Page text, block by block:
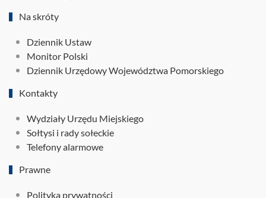
Na skróty
Dziennik Ustaw
Monitor Polski
Dziennik Urzędowy Województwa Pomorskiego
Kontakty
Wydziały Urzędu Miejskiego
Sołtysi i rady sołeckie
Telefony alarmowe
Prawne
Polityka prywatności